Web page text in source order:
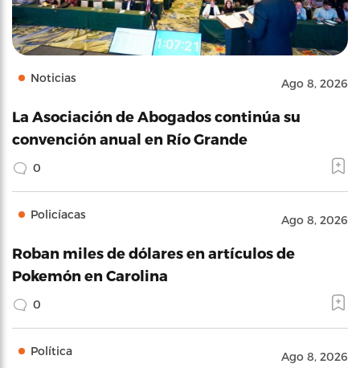
Noticias Ago 8, 2026
La Asociación de Abogados continúa su
convención anual en Río Grande
0
Policíacas Ago 8, 2026
Roban miles de dólares en artículos de
Pokemón en Carolina
0
Política Ago 8, 2026